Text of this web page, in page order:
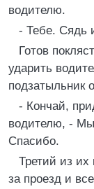
водителю.
- Тебе. Сядь
Готов
ударить
подзатыльник
- Кончай,
водителю, -
Спасибо.
Третий из их
за проезд и